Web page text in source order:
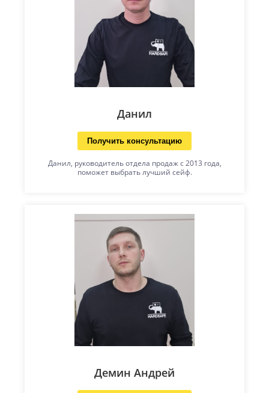
Данил
Получить консультацию
Данил, руководитель отдела продаж с 2013 года,
поможет выбрать лучший сейф.
Демин Андрей